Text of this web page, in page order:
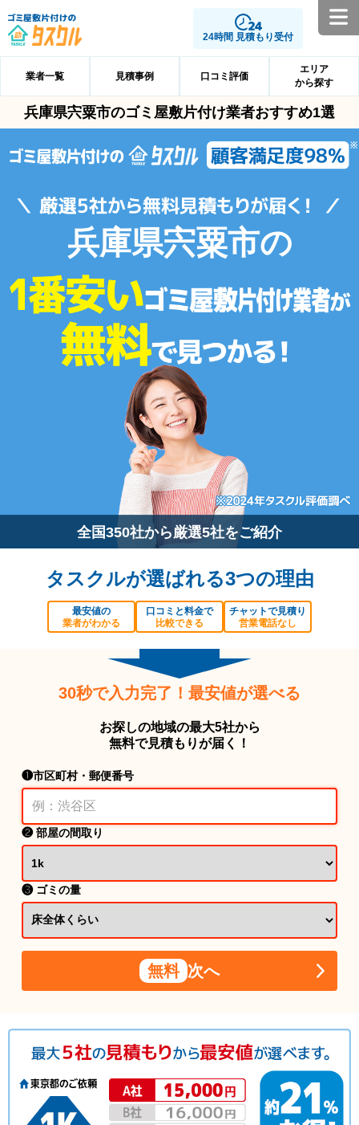
24時間 見積もり受付
業者一覧 見積事例 口コミ評価
エリア
から探す
兵庫県宍粟市のゴミ屋敷片付け業者おすすめ1選
兵庫県宍粟市の
全国350社から厳選5社をご紹介
タスクルが選ばれる3つの理由
最安値の
業者がわかる
口コミと料金で
比較できる
チャットで見積り
営業電話なし
30秒で入力完了！最安値が選べる
お探しの地域の最大5社から
無料で見積もりが届く！
❶市区町村・郵便番号
❷ 部屋の間取り
❸ ゴミの量
無料 次へ